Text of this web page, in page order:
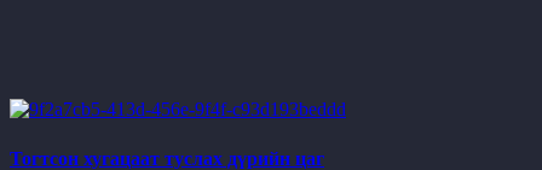
Тогтсон хугацаат туслах дүрийн цаг